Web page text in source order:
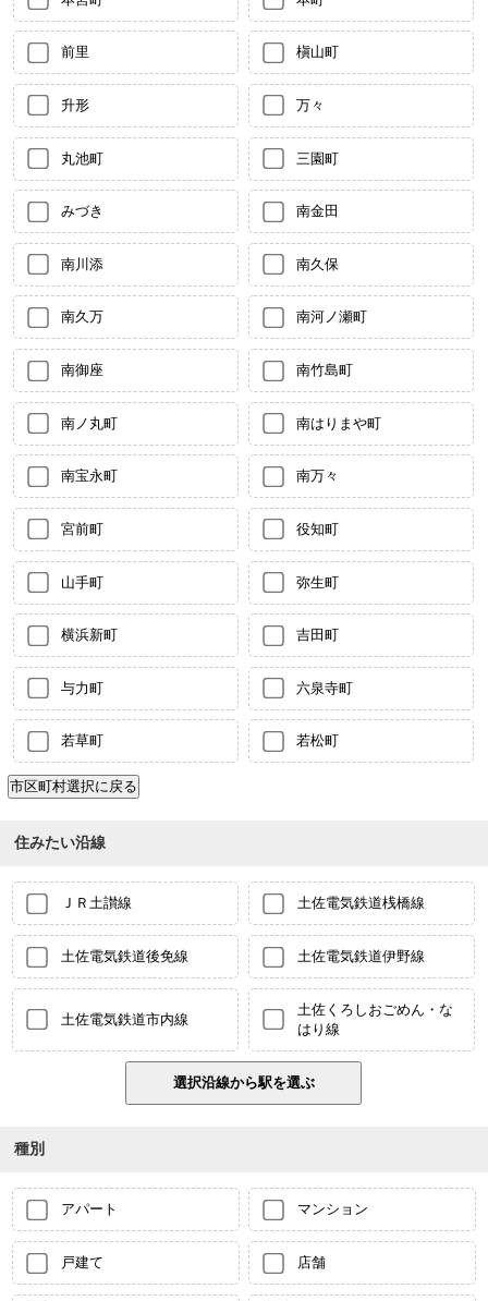
前里 槇山町
升形 万々
丸池町 三園町
みづき 南金田
南川添 南久保
南久万 南河ノ瀬町
南御座 南竹島町
南ノ丸町 南はりまや町
南宝永町 南万々
宮前町 役知町
山手町 弥生町
横浜新町 吉田町
与力町 六泉寺町
若草町 若松町
住みたい沿線
ＪＲ土讃線 土佐電気鉄道桟橋線
土佐電気鉄道後免線 土佐電気鉄道伊野線
土佐電気鉄道市内線
土佐くろしおごめん・な
はり線
種別
アパート マンション
戸建て 店舗